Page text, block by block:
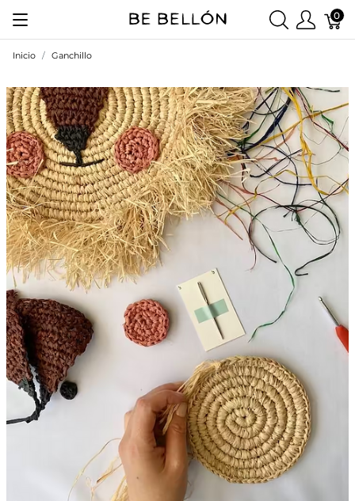
0
Inicio Ganchillo